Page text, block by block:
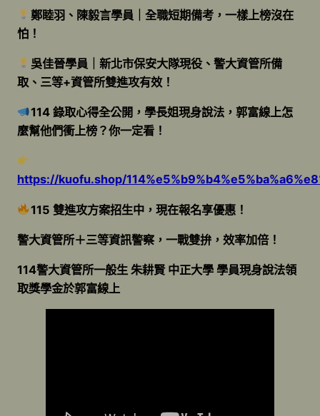
鄭睦羽、陳毅言學員｜全職短期備考，一樣上榜沒在
怕！
吳佳晉學員｜新北市保安大隊現役、警大資管所備
取、三等+資管所雙進攻有效！
114 錄取心得全公開，學長姐現身說法，郭富線上怎
麼幫他們衝上榜？你一定看！
https://kuofu.shop/
115 雙進攻方案招生中，現在報名享優惠！
警大資管所＋三等資訊警察，一戰雙拚，效率加倍！
114警大資管所一般生 朱耕賢 中正大學 學員現身說法領
取獎學金於郭富線上